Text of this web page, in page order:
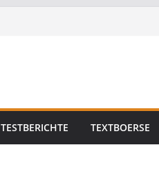
TESTBERICHTE TEXTBOERSE